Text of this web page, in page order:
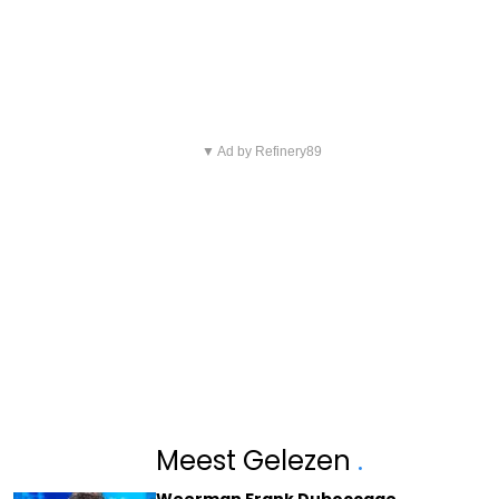
▼ Ad by Refinery89
Meest Gelezen .